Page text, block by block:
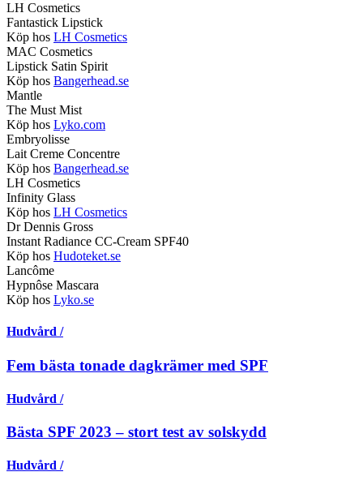
LH Cosmetics
Fantastick Lipstick
Köp hos LH Cosmetics
MAC Cosmetics
Lipstick Satin Spirit
Köp hos Bangerhead.se
Mantle
The Must Mist
Köp hos Lyko.com
Embryolisse
Lait Creme Concentre
Köp hos Bangerhead.se
LH Cosmetics
Infinity Glass
Köp hos LH Cosmetics
Dr Dennis Gross
Instant Radiance CC-Cream SPF40
Köp hos Hudoteket.se
Lancôme
Hypnôse Mascara
Köp hos Lyko.se
Hudvård /
Fem bästa tonade dagkrämer med SPF
Hudvård /
Bästa SPF 2023 – stort test av solskydd
Hudvård /